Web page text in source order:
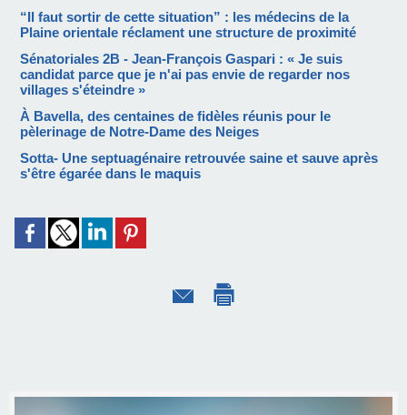
“Il faut sortir de cette situation” : les médecins de la
Plaine orientale réclament une structure de proximité
Sénatoriales 2B - Jean-François Gaspari : « Je suis
candidat parce que je n'ai pas envie de regarder nos
villages s'éteindre »
À Bavella, des centaines de fidèles réunis pour le
pèlerinage de Notre-Dame des Neiges
Sotta- Une septuagénaire retrouvée saine et sauve après
s'être égarée dans le maquis